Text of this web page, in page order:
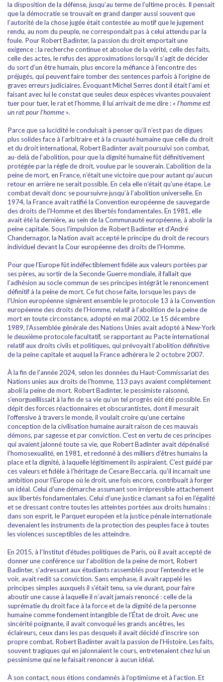
la disposition de la défense, jusqu’au terme de l’ultime procès. Il pensait
que la démocratie se trouvait en grand danger aussi souvent que
l’autorité de la chose jugée était contestée au motif que le jugement
rendu, au nom du peuple, ne correspondait pas à celui attendu par la
foule. Pour Robert Badinter, la passion du droit emportait une
exigence : la recherche continue et absolue de la vérité, celle des faits,
celle des actes, le refus des approximations lorsqu’il s’agit de décider
du sort d’un être humain, plus encore la méfiance à l’encontre des
préjugés, qui peuvent faire tomber des sentences parfois à l’origine de
graves erreurs judiciaires. Évoquant Michel Serres dont il était l’ami et
faisant avec lui le constat que seules deux espèces vivantes pouvaient
tuer pour tuer, le rat et l’homme, il lui arrivait de me dire : « l’homme est
un rat pour l’homme ».
Parce que sa lucidité le conduisait à penser qu’il n’est pas de digues
plus solides face à l’arbitraire et à la cruauté humaine que celle du droit
et du droit international, Robert Badinter avait poursuivi son combat,
au-delà de l’abolition, pour que la dignité humaine fût définitivement
protégée par la règle de droit, voulue par le souverain. L’abolition de la
peine de mort, en France, n’était une victoire que pour autant qu’aucun
retour en arrière ne serait possible. En cela elle n’était qu’une étape. Le
combat devait donc se poursuivre jusqu’à l’abolition universelle. En
1974, la France avait ratifié la Convention européenne de sauvegarde
des droits de l’Homme et des libertés fondamentales. En 1981, elle
avait été la dernière, au sein de la Communauté européenne, à abolir la
peine capitale. Sous l’impulsion de Robert Badinter et d’André
Chandernagor, la Nation avait accepté le principe du droit de recours
individuel devant la Cour européenne des droits de l’Homme.
Pour que l’Europe fût indéfectiblement fidèle aux valeurs portées par
ses pères, au sortir de la Seconde Guerre mondiale, il fallait que
l’adhésion au socle commun de ses principes intégrât le renoncement
définitif à la peine de mort. Ce fut chose faite, lorsque les pays de
l’Union européenne signèrent ensemble le protocole 13 à la Convention
européenne des droits de l’Homme, relatif à l’abolition de la peine de
mort en toute circonstance, adopté en mai 2002. Le 15 décembre
1989, l’Assemblée générale des Nations Unies avait adopté à New-York
le deuxième protocole facultatif, se rapportant au Pacte international
relatif aux droits civils et politiques, qui prévoyait l’abolition définitive
de la peine capitale et auquel la France adhérera le 2 octobre 2007.
À la fin de l'année 2024, selon les données du Haut-Commissariat des
Nations unies aux droits de l'homme, 113 pays avaient complètement
aboli la peine de mort. Robert Badinter, le pessimiste raisonné,
s’enorgueillissait à la fin de sa vie qu’un tel progrès eût été possible. En
dépit des forces réactionnaires et obscurantistes, dont il mesurait
l’offensive à travers le monde, il voulait croire qu’une certaine
conception de la civilisation humaine aurait raison de ces mauvais
démons, par sagesse et par conviction. C’est en vertu de ces principes
qui avaient jalonné toute sa vie, que Robert Badinter avait dépénalisé
l’homosexualité, en 1981, et redonné à des milliers d’êtres humains la
place et la dignité, à laquelle légitimement ils aspiraient. C’est guidé par
ces valeurs et fidèle à l’héritage de Cesare Beccaria, qu’il incarnait une
ambition pour l’Europe où le droit, une fois encore, contribuait à forger
un idéal. Celui d’une démarche assumant son irrépressible attachement
aux libertés fondamentales. Celui d’une justice clamant sa foi en l’égalité
et se dressant contre toutes les atteintes portées aux droits humains :
dans son esprit, le Parquet européen et la justice pénale internationale
devenaient les instruments de la protection des peuples face à toutes
les violences susceptibles de les atteindre.
En 2015, à l’Institut d’études politiques de Paris, où il avait accepté de
donner une conférence sur l’abolition de la peine de mort, Robert
Badinter, s’adressant aux étudiants rassemblés pour l’entendre et le
voir, avait redit sa conviction. Sans emphase, il avait rappelé les
principes simples auxquels il s’était tenu, sa vie durant, pour faire
aboutir une cause à laquelle il n’avait jamais renoncé : celle de la
suprématie du droit face à la force et de la dignité de la personne
humaine comme fondement intangible de l’État de droit. Avec une
sincérité poignante, il avait convoqué les grands ancêtres, les
éclaireurs, ceux dans les pas desquels il avait décidé d’inscrire son
propre combat. Robert Badinter avait la passion de l’Histoire. Les faits,
souvent tragiques qui en jalonnaient le cours, entretenaient chez lui un
pessimisme qui ne le faisait renoncer à aucun idéal.
À son contact, nous étions condamnés à l’optimisme et à l’action. Et